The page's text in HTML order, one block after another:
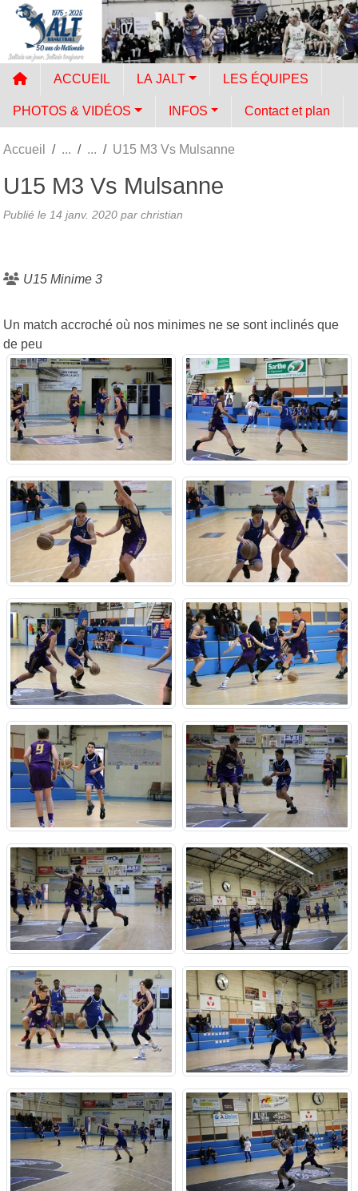
ACCUEIL LA JALT LES ÉQUIPES
PHOTOS & VIDÉOS INFOS Contact et plan
Accueil U15 M3 Vs Mulsanne
U15 M3 Vs Mulsanne
Publié le 14 janv. 2020 par christian
U15 Minime 3
Un match accroché où nos minimes ne se sont inclinés que
de peu
Panneau de gestion des cookies